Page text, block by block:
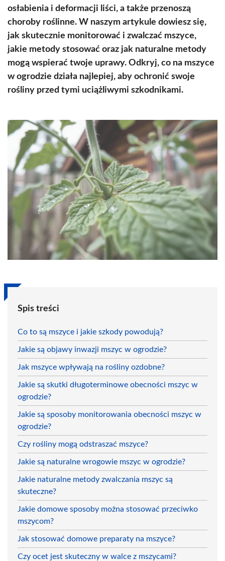
osłabienia i deformacji liści, a także przenoszą
choroby roślinne. W naszym artykule dowiesz się,
jak skutecznie monitorować i zwalczać mszyce,
jakie metody stosować oraz jak naturalne metody
mogą wspierać twoje uprawy. Odkryj, co na mszyce
w ogrodzie działa najlepiej, aby ochronić swoje
rośliny przed tymi uciążliwymi szkodnikami.
Spis treści
Co to są mszyce i jakie szkody powodują?
Jakie są objawy inwazji mszyc w ogrodzie?
Jak mszyce wpływają na rośliny ozdobne?
Jakie są skutki długoterminowe obecności mszyc w
ogrodzie?
Jakie są sposoby monitorowania obecności mszyc w
ogrodzie?
Czy rośliny mogą odstraszać mszyce?
Jakie są naturalne wrogowie mszyc w ogrodzie?
Jakie naturalne metody zwalczania mszyc są
skuteczne?
Jakie domowe sposoby można stosować przeciwko
mszycom?
Jak stosować domowe preparaty na mszyce?
Czy ocet jest skuteczny w walce z mszycami?